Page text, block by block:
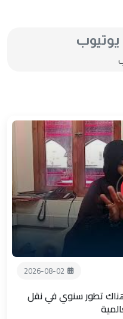
2026-08-02
:هناك تطور سنوي في نقل